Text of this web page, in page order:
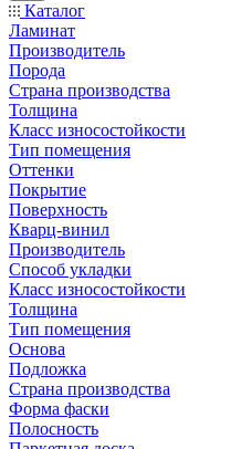
Каталог
Ламинат
Производитель
Порода
Страна производства
Толщина
Класс износостойкости
Тип помещения
Оттенки
Покрытие
Поверхность
Кварц-винил
Производитель
Способ укладки
Класс износостойкости
Толщина
Тип помещения
Основа
Подложка
Страна производства
Форма фаски
Полосность